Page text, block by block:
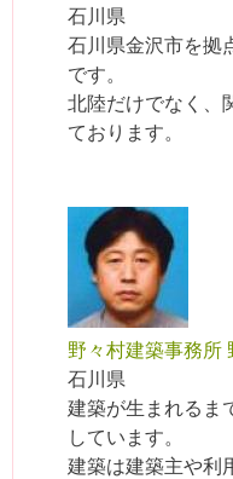
石川県
石川県金沢市を拠
です。
北陸だけでなく、
ております。
野々村建築事務
石川県
建築が生まれるま
しています。
建築は建築主や利